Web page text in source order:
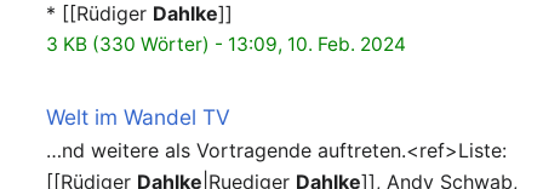
* [[Rüdiger Dahlke]]
3 KB (330 Wörter) - 13:09, 10. Feb. 2024
Welt im Wandel TV
…nd weitere als Vortragende auftreten.<ref>Liste:
[[Rüdiger Dahlke |Ruediger Dahlke]], Andy Schwab,